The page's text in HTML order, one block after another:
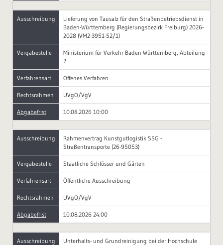
Ausschreibung
Lieferung von Tausalz für den Straßenbetriebsdienst in
Baden-Württemberg (Regierungsbezirk Freiburg) 2026-
2028 (VM2-3951-52/1)
Vergabestelle
Ministerium für Verkehr Baden-Württemberg, Abteilung
2
Verfahrensart Offenes Verfahren
Rechtsrahmen UVgO/VgV
Abgabefrist 10.08.2026 10:00
Ausschreibung
Rahmenvertrag Kunstgutlogistik SSG -
Straßentransporte (26-95053)
Vergabestelle Staatliche Schlösser und Gärten
Verfahrensart Öffentliche Ausschreibung
Rechtsrahmen UVgO/VgV
Abgabefrist 10.08.2026 24:00
Ausschreibung
Unterhalts- und Grundreinigung bei der Hochschule